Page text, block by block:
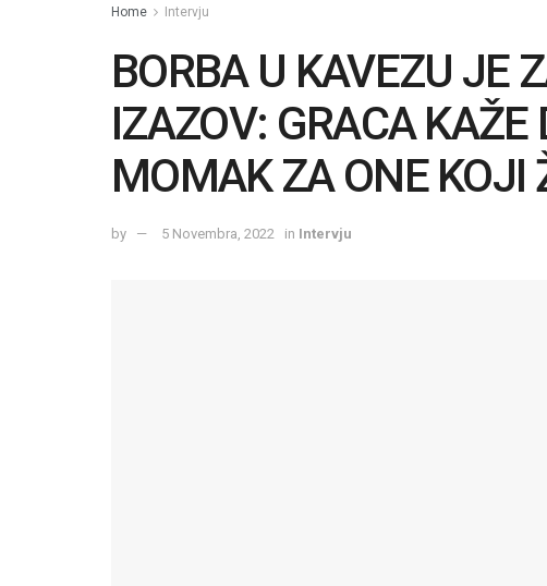
Home Intervju
BORBA U KAVEZU JE
IZAZOV: GRACA KAŽE
MOMAK ZA ONE KOJI
by 5 Novembra, 2022 in Intervju